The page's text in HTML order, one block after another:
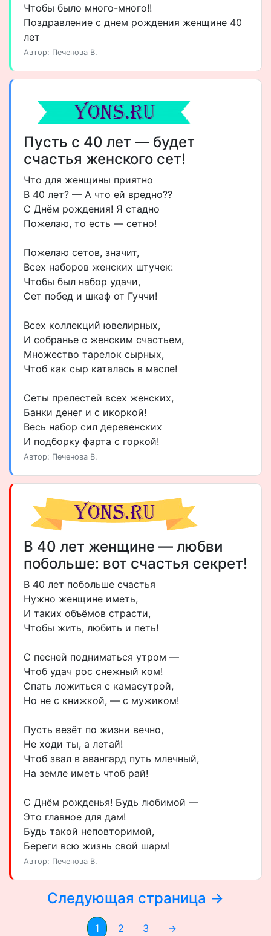
Чтобы было много-много!!
Поздравление с днем рождения женщине 40
лет
Автор: Печенова В.
Пусть с 40 лет — будет
счастья женского сет!
Что для женщины приятно
В 40 лет? — А что ей вредно??
С Днём рождения! Я стадно
Пожелаю, то есть — сетно!
Пожелаю сетов, значит,
Всех наборов женских штучек:
Чтобы был набор удачи,
Сет побед и шкаф от Гуччи!
Всех коллекций ювелирных,
И собранье с женским счастьем,
Множество тарелок сырных,
Чтоб как сыр каталась в масле!
Сеты прелестей всех женских,
Банки денег и с икоркой!
Весь набор сил деревенских
И подборку фарта с горкой!
Автор: Печенова В.
В 40 лет женщине — любви
побольше: вот счастья секрет!
В 40 лет побольше счастья
Нужно женщине иметь,
И таких объёмов страсти,
Чтобы жить, любить и петь!
С песней подниматься утром —
Чтоб удач рос снежный ком!
Спать ложиться с камасутрой,
Но не с книжкой, — с мужиком!
Пусть везёт по жизни вечно,
Не ходи ты, а летай!
Чтоб звал в авангард путь млечный,
На земле иметь чтоб рай!
С Днём рожденья! Будь любимой —
Это главное для дам!
Будь такой неповторимой,
Береги всю жизнь свой шарм!
Автор: Печенова В.
Следующая страница →
1 2 3 →